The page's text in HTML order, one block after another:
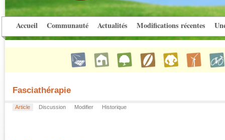
Accueil Communauté Actualités Modifications récentes
Fasciathérapie
Article Discussion Modifier Historique